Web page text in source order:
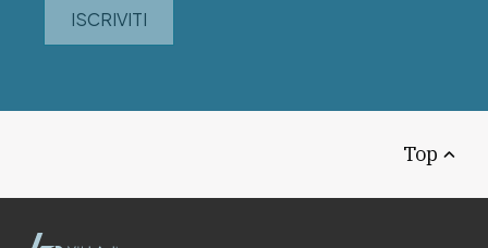
ISCRIVITI
Top